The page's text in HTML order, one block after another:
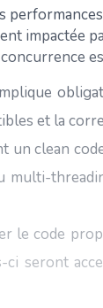
impactée
et la
un clean
multi-
le code
seront